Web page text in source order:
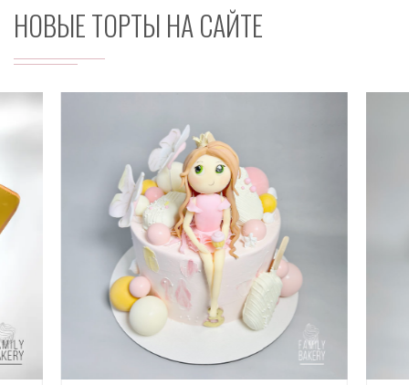
НОВЫЕ ТОРТЫ НА САЙТЕ